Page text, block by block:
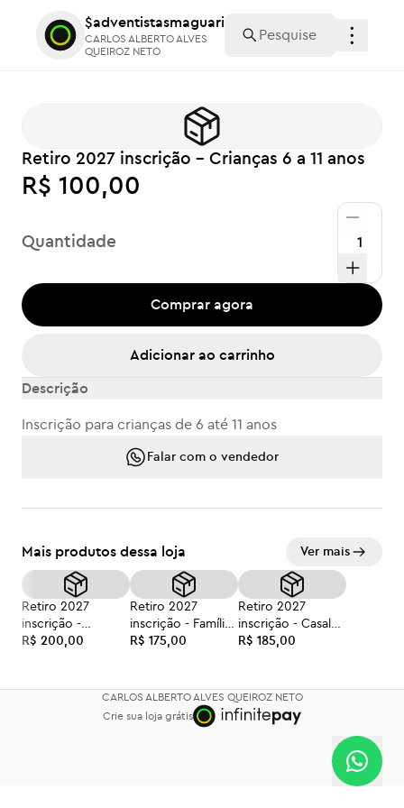
$adventistasmaguari
CARLOS ALBERTO ALVES
QUEIROZ NETO
$adventistasmaguari
CARLOS ALBERTO ALVES
QUEIROZ NETO
Retiro 2027 inscrição - Crianças 6 a 11 anos
R$ 100,00
Quantidade
Comprar agora
Adicionar ao carrinho
Descrição
Inscrição para crianças de 6 até 11 anos
Falar com o vendedor
Mais produtos dessa loja Ver mais
Retiro 2027
inscrição -
Individual +12
R$ 200,00
Retiro 2027
inscrição - Família
3 adultos +12 anos
R$ 175,00
Retiro 2027
inscrição - Casal
(cada)
R$ 185,00
CARLOS ALBERTO ALVES QUEIROZ NETO
Crie sua loja grátis